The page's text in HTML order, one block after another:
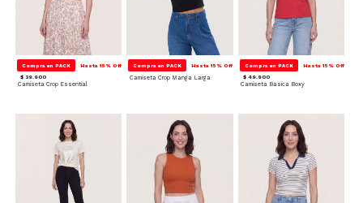
Compra en PACK Hasta 15% Off
$ 39.900
Camiseta Crop Essential
Compra en PACK Hasta 15% Off
Camiseta Crop Manga Larga
Compra en PACK Hasta 15% Off
$ 49.900
Camiseta Basica Boxy